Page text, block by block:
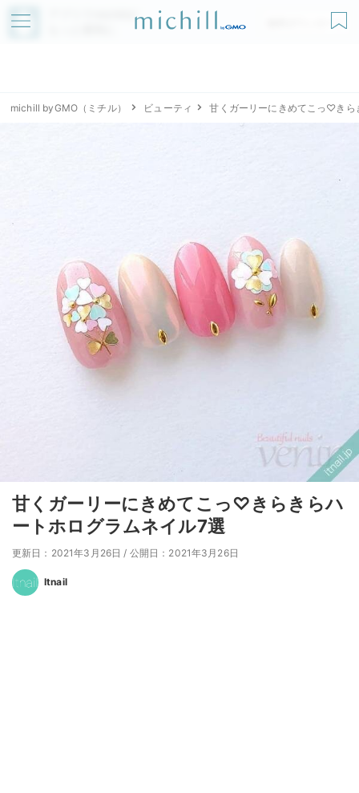
アプリでmichillが
無料ダウンロード
michill byGMO（ミチル） ビューティ 甘くガーリーにきめてこっ♡きら
甘くガーリーにきめてこっ♡きらきらハ
ートホログラムネイル7選
更新日：2021年3月26日 / 公開日：2021年3月26日
Itnail